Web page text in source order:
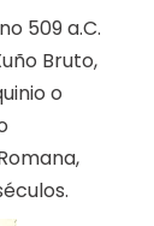
509 a.C.
Bruto,
o